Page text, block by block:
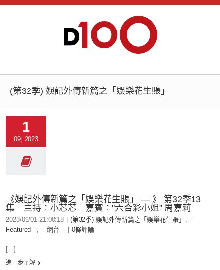
(第32季) 娛記外傳新篇之「娛樂花生賬」
1
09, 2023
《娛記外傳新篇之「娛樂花生賬」 — 》 第32季13
集 主持：小芯芯 嘉賓："六合彩小姐" 周嘉莉
2023/09/01 21:00:18 (第32季) 娛記外傳新篇之「娛樂花生賬」 , --
Featured --, -- 網台 -- 0條評論
[...]
進一步了解